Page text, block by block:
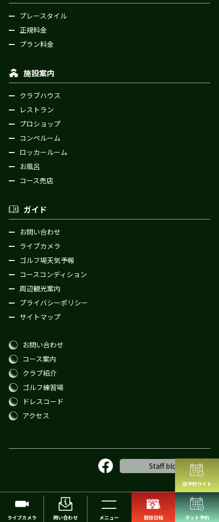
ライブカメラ 問い合わせ メニュー 競技日程 ネット予約
旧予約サイト
プレースタイル
正規料金
プラン料金
施設案内
クラブハウス
レストラン
プロショップ
コンペルーム
ロッカールーム
お風呂
コース売店
ガイド
お問い合わせ
ライブカメラ
ゴルフ場天気予報
コースコンディション
周辺観光案内
プライバシーポリシー
サイトマップ
お問い合わせ
コース案内
クラブ紹介
ゴルフ練習場
ドレスコード
アクセス
Staff blog
© 2026 NOTO COUNTRY CLUB All Right Reserved.